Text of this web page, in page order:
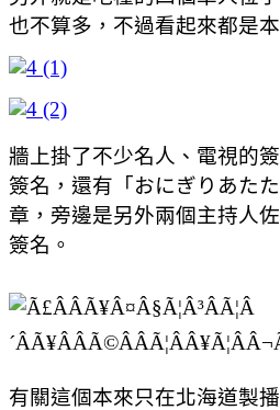
也不算多，不過看起來都是
牆上掛了不少名人、電視的
簽名，還有「おにぎりあた
章，旁邊是另外兩個主持人
簽名。
有關這個本來只在北海道製